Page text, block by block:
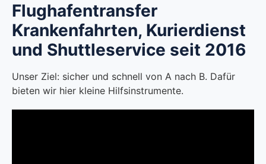
Flughafentransfer
Krankenfahrten, Kurierdienst
und Shuttleservice seit 2016
Unser Ziel: sicher und schnell von A nach B. Dafür
bieten wir hier kleine Hilfsinstrumente.